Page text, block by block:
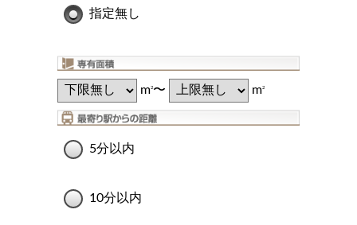
指定無し
m2〜 m2
5分以内
10分以内